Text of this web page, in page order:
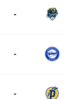
-
-
-